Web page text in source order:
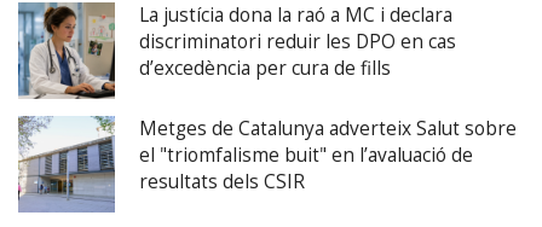
La justícia dona la raó a MC i declara
discriminatori reduir les DPO en cas
d’excedència per cura de fills
Metges de Catalunya adverteix Salut sobre
el "triomfalisme buit" en l’avaluació de
resultats dels CSIR